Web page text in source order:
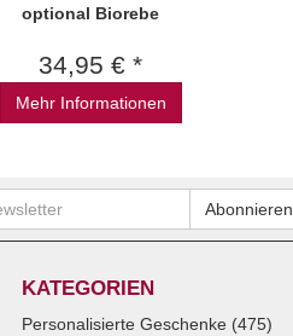
optional Biorebe
34,95 € *
Mehr Informationen
Abonnieren
KATEGORIEN
Personalisierte Geschenke (475)